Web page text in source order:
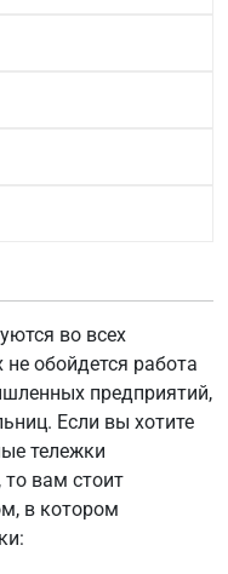
во всех
обойдется работа
предприятий,
Если вы хотите
тележки
то вам стоит
в котором